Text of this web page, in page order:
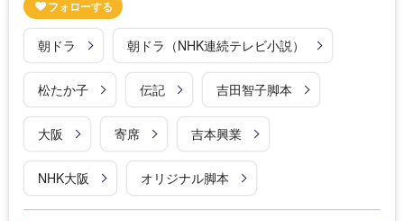
朝ドラ 朝ドラ（NHK連続テレビ小説）
松たか子 伝記 吉田智子脚本
大阪 寄席 吉本興業
NHK大阪 オリジナル脚本